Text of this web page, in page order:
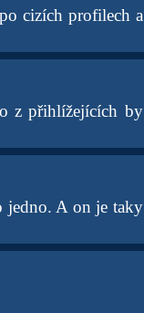
cizích profilech a
z přihlížejících by
jedno. A on je taky